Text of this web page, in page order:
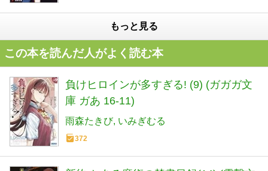
もっと見る
この本を読んだ人がよく読む本
負けヒロインが多すぎる! (9) (ガガガ文
庫 ガあ 16-11)
雨森たきび いみぎむる
372